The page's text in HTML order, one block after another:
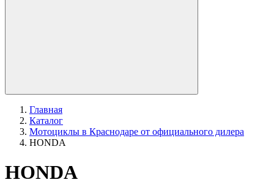
Главная
Каталог
Мотоциклы в Краснодаре от официального дилера
HONDA
HONDA